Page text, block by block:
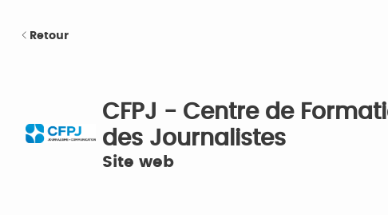
Retour
CFPJ - Centre de
des Journalistes
Site web